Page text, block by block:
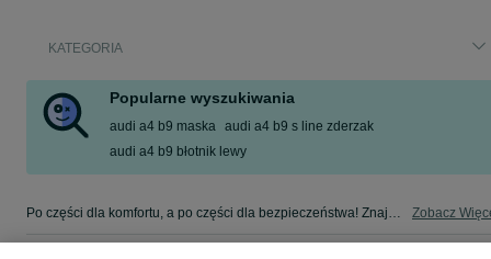
KATEGORIA
Popularne wyszukiwania
audi a4 b9 maska audi a4 b9 s line zderzak
audi a4 b9 błotnik lewy
Po części dla komfortu, a po części dla bezpieczeństwa! Znajdź coś dla swojego auta w kategorii Osobowe na OLX - Jasienica i okolice! Zobacz